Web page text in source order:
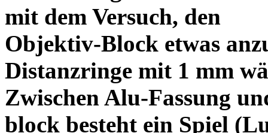
mit dem Versuch, den
Objektiv-Block etwas
Distanzringe mit 1 mm
Zwischen Alu-Fassung
block besteht ein Spiel